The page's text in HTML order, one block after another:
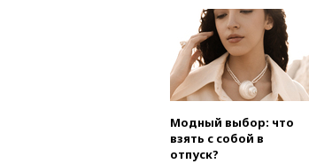
Модный выбор: что
взять с собой в
отпуск?